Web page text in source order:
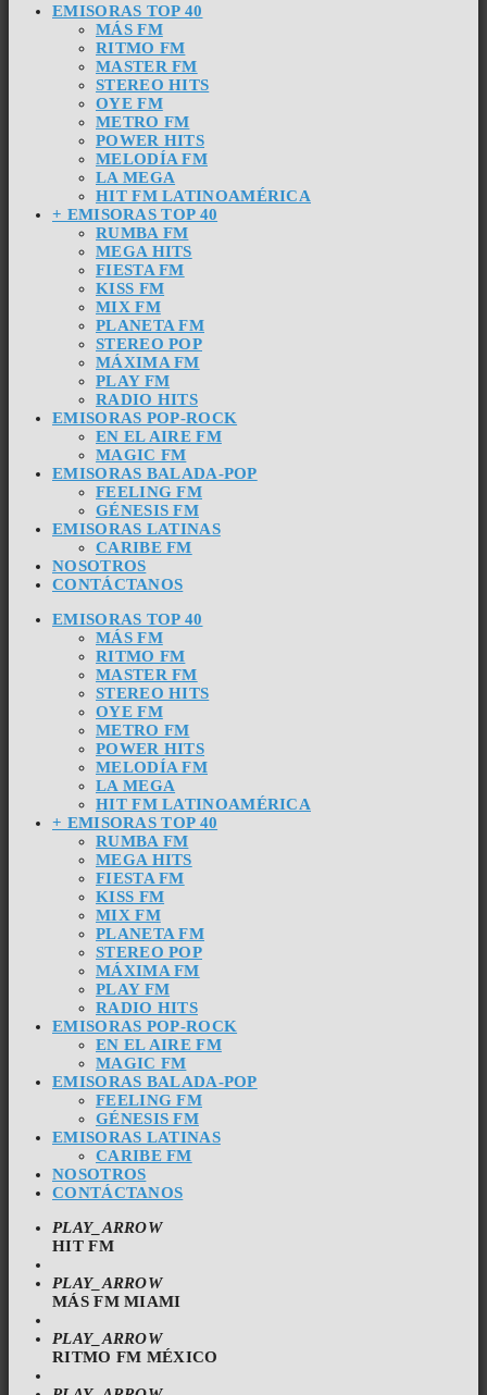
EMISORAS TOP 40
MÁS FM
RITMO FM
MASTER FM
STEREO HITS
OYE FM
METRO FM
POWER HITS
MELODÍA FM
LA MEGA
HIT FM LATINOAMÉRICA
+ EMISORAS TOP 40
RUMBA FM
MEGA HITS
FIESTA FM
KISS FM
MIX FM
PLANETA FM
STEREO POP
MÁXIMA FM
PLAY FM
RADIO HITS
EMISORAS POP-ROCK
EN EL AIRE FM
MAGIC FM
EMISORAS BALADA-POP
FEELING FM
GÉNESIS FM
EMISORAS LATINAS
CARIBE FM
NOSOTROS
CONTÁCTANOS
EMISORAS TOP 40
MÁS FM
RITMO FM
MASTER FM
STEREO HITS
OYE FM
METRO FM
POWER HITS
MELODÍA FM
LA MEGA
HIT FM LATINOAMÉRICA
+ EMISORAS TOP 40
RUMBA FM
MEGA HITS
FIESTA FM
KISS FM
MIX FM
PLANETA FM
STEREO POP
MÁXIMA FM
PLAY FM
RADIO HITS
EMISORAS POP-ROCK
EN EL AIRE FM
MAGIC FM
EMISORAS BALADA-POP
FEELING FM
GÉNESIS FM
EMISORAS LATINAS
CARIBE FM
NOSOTROS
CONTÁCTANOS
PLAY_ARROW
HIT FM
PLAY_ARROW
MÁS FM MIAMI
PLAY_ARROW
RITMO FM MÉXICO